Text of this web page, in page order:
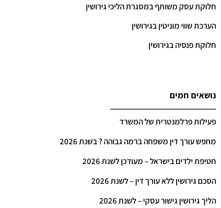
חלוקת עסק משותף במסגרת הליכי גירושין
הערכת שווי מוניטין בגירושין
חלוקת פנסיה בגירושין
נושאים חמים
פעילות פרלמנטרית של המשרד
מחפש עורך דין משפחה ברמה גבוהה ? בשנת 2026
חטיפת ילדים בישראל – מעודכן לשנת 2026
הסכם גירושין ללא עורך דין – לשנת 2026
הליך גירושין גישור עסקי – לשנת 2026